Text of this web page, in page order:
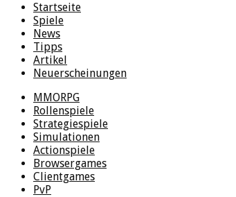
Startseite
Spiele
News
Tipps
Artikel
Neuerscheinungen
MMORPG
Rollenspiele
Strategiespiele
Simulationen
Actionspiele
Browsergames
Clientgames
PvP